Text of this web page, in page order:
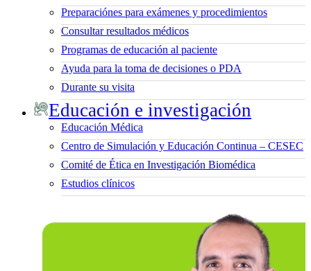
Preparaciónes para exámenes y procedimientos
Consultar resultados médicos
Programas de educación al paciente
Ayuda para la toma de decisiones o PDA
Durante su visita
Educación e investigación
Educación Médica
Centro de Simulación y Educación Continua – CESEC
Comité de Ética en Investigación Biomédica
Estudios clínicos